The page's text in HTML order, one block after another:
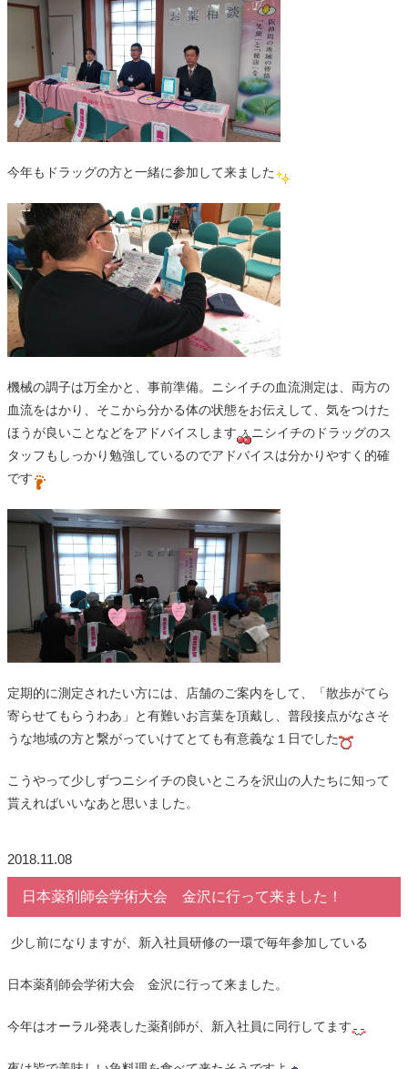
今年もドラッグの方と一緒に参加して来ました
機械の調子は万全かと、事前準備。ニシイチの血流測定は、両方の
血流をはかり、そこから分かる体の状態をお伝えして、気をつけた
ほうが良いことなどをアドバイスします
ニシイチのドラッグのス
タッフもしっかり勉強しているのでアドバイスは分かりやすく的確
です
定期的に測定されたい方には、店舗のご案内をして、「散歩がてら
寄らせてもらうわあ」と有難いお言葉を頂戴し、普段接点がなさそ
うな地域の方と繋がっていけてとても有意義な１日でした
こうやって少しずつニシイチの良いところを沢山の人たちに知って
貰えればいいなあと思いました。
2018.11.08
日本薬剤師会学術大会 金沢に行って来ました！
少し前になりますが、新入社員研修の一環で毎年参加している
日本薬剤師会学術大会 金沢に行って来ました。
今年はオーラル発表した薬剤師が、新入社員に同行してます